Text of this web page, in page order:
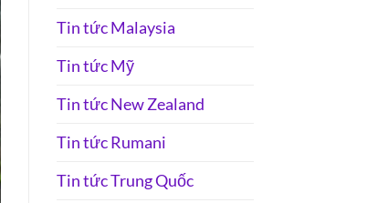
Tin tức Malaysia
Tin tức Mỹ
Tin tức New Zealand
Tin tức Rumani
Tin tức Trung Quốc